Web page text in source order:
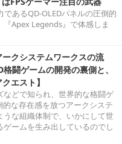
であるQD-OLEDパネルの圧倒的
Apex Legends』で体感しま
ークシステムワークスの流
闘ゲームの開発の裏側と、
エスト】
などで知られ、世界的な格闘ゲ
な存在感を放つアークシステ
うな組織体制で、いかにして世
ームを生み出しているのでし